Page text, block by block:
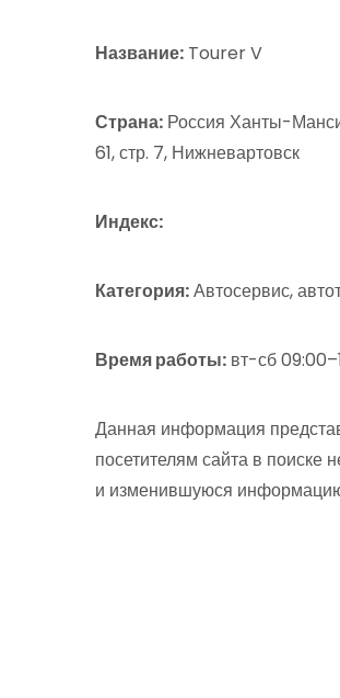
Название: Tourer V
Страна: Россия Ханты-
61, стр. 7, Нижневартовск
Индекс:
Категория:Автосервис,
Время работы: вт-сб
Данная информация
посетителям сайта в
и изменившуюся информацию